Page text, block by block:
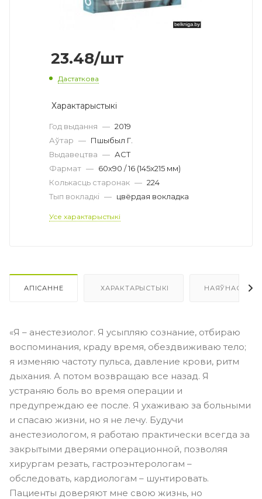
23.48/шт
Дастаткова
Характарыстыкі
Год выдання — 2019
Аўтар — Пшыбыл Г.
Выдавецтва — АСТ
Фармат — 60x90 / 16 (145x215 мм)
Колькасць старонак — 224
Тып вокладкі — цвёрдая вокладка
Усе характарыстыкі
АПІСАННЕ ХАРАКТАРЫСТЫКІ НАЯЎНАСЦЬ
«Я – анестезиолог. Я усыпляю сознание, отбираю
воспоминания, краду время, обездвиживаю тело;
я изменяю частоту пульса, давление крови, ритм
дыхания. А потом возвращаю все назад. Я
устраняю боль во время операции и
предупреждаю ее после. Я ухаживаю за больными
и спасаю жизни, но я не лечу. Будучи
анестезиологом, я работаю практически всегда за
закрытыми дверями операционной, позволяя
хирургам резать, гастроэнтерологам –
обследовать, кардиологам – шунтировать.
Пациенты доверяют мне свою жизнь, но